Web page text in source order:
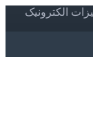
الکترونیک